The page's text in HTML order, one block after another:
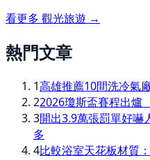
看更多 觀光旅遊 →
熱門文章
1高雄推薦10間洗冷氣
22026瓊斯盃賽程出
3開出3.9萬張罰單好嚇
多
4比較浴室天花板材質